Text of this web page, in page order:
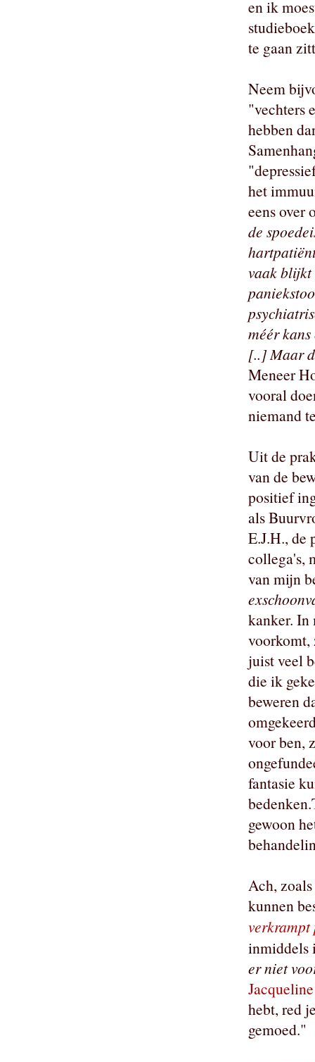
en ik
te gaan
Neem
"vechters
hebben
het
eens over
de
vaak blijkt
méér
[..] Maar
Meneer
vooral
niemand
Uit de
van de
positief
als
E.J.H., de
collega's,
van mijn
kanker. In
voorkomt,
juist veel
die ik
beweren
voor ben,
fantasie
gewoon
Ach,
kunnen
verkrampt
inmiddels
er niet
hebt, red
gemoed."